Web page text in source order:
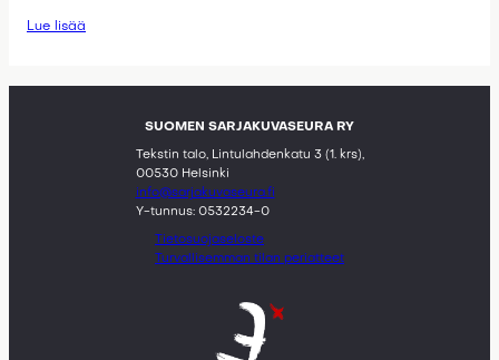
Lue lisää
SUOMEN SARJAKUVASEURA RY
Tekstin talo, Lintulahdenkatu 3 (1. krs),
00530 Helsinki
info@sarjakuvaseura.fi
Y-tunnus: 0532234-0
Tietosuojaseloste
Turvallisemman tilan periatteet